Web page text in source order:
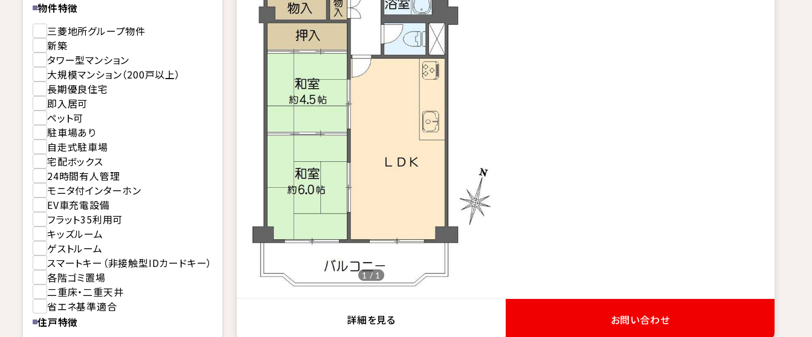
物件特徴
三菱地所グループ物件
新築
タワー型マンション
大規模マンション（200戸以上）
長期優良住宅
即入居可
ペット可
駐車場あり
自走式駐車場
宅配ボックス
24時間有人管理
モニタ付インターホン
EV車充電設備
フラット35利用可
キッズルーム
ゲストルーム
スマートキー（非接触型IDカードキー）
各階ゴミ置場
二重床・二重天井
省エネ基準適合
住戸特徴
1 / 1
詳細を見る お問い合わせ